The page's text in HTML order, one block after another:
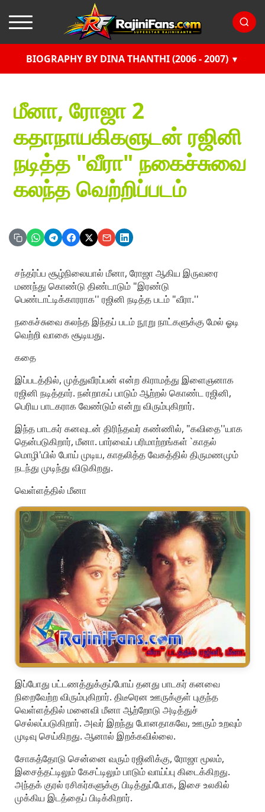
BIOGRAPHY BY DINA THANTHI (2006 - 2007)
மீனா, ரோஜா 2
கதாநாயகிகளுடன் ரஜினி
நடித்த "வீரா" நகைச்சுவை
கலந்த வெற்றிப்படம்
சந்தர்ப்ப சூழ்நிலையால் மீனா, ரோஜா ஆகிய இருவரை
மணந்து கொண்டு திண்டாடும் "இரண்டு
பெண்டாட்டிக்காரராக'' ரஜினி நடித்த படம் "வீரா.''
நகைச்சுவை கலந்த இந்தப் படம் நூறு நாட்களுக்கு மேல் ஓடி
வெற்றி வாகை சூடியது.
கதை
இப்படத்தில், முத்துவீரப்பன் என்ற கிராமத்து இளைஞனாக
ரஜினி நடித்தார். நன்றாகப் பாடும் ஆற்றல் கொண்ட ரஜினி,
பெரிய பாடகராக வேண்டும் என்று விரும்புகிறார்.
இந்த பாடகர் கனவுடன் திரிந்தவர் கண்ணில், "கவிதை''யாக
தென்படுகிறார், மீனா. பார்வைப் பரிமாற்றங்கள் `காதல்
மொழி'யில் போய் முடிய, காதலித்த வேகத்தில் திருமணமும்
நடந்து முடிந்து விடுகிறது.
வெள்ளத்தில் மீனா
இப்போது பட்டணத்துக்குப்போய் தனது பாடகர் கனவை
நிறைவேற்ற விரும்புகிறார். திடீரென ஊருக்குள் புகுந்த
வெள்ளத்தில் மனைவி மீனா ஆற்றோடு அடித்துச்
செல்லப்படுகிறார். அவர் இறந்து போனதாகவே, ஊரும் உறவும்
முடிவு செய்கிறது. ஆனால் இறக்கவில்லை.
சோகத்தோடு சென்னை வரும் ரஜினிக்கு, ரோஜா மூலம்,
இசைத்தட்டிலும் கேசட்டிலும் பாடும் வாய்ப்பு கிடைக்கிறது.
அந்தக் குரல் ரசிகர்களுக்கு பிடித்துப்போக, இசை உலகில்
முக்கிய இடத்தைப் பிடிக்கிறார்.